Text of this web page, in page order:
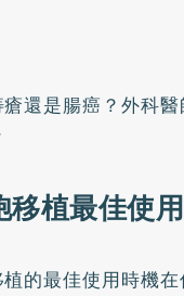
還是腸癌？外科
移植最佳使
的最佳使用時機